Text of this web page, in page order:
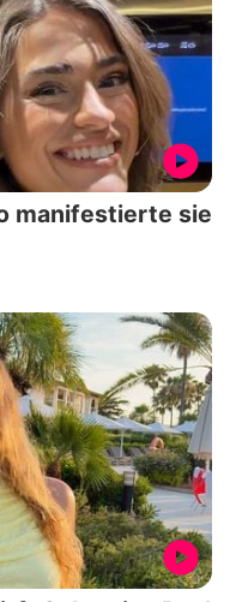
manifestierte sie